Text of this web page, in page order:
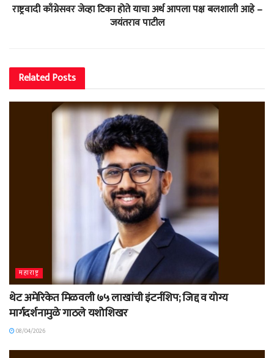
राष्ट्रवादी काँग्रेसवर जेव्हा टिका होते याचा अर्थ आपला पक्ष बलशाली आहे –
जयंतराव पाटील
RelatedPosts
महाराष्ट्र
थेट अमेरिकेत मिळवली ७५ लाखांची इंटर्नशिप; जिद्द व योग्य
मार्गदर्शनामुळे गाठले यशोशिखर
08/04/2026